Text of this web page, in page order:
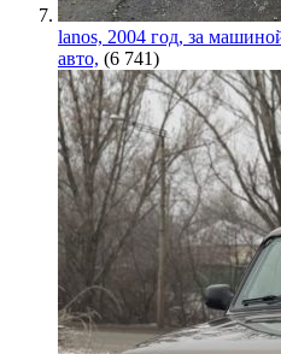
lanos, 2004 год, за
авто, (6 741)